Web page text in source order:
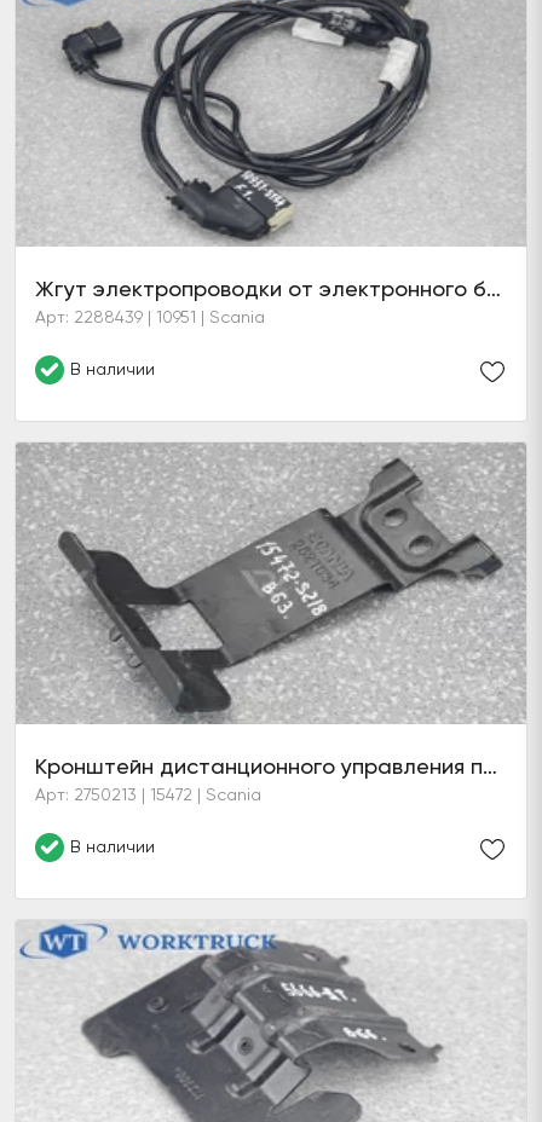
Жгут электропроводки от электронного блока ELC E18.X4 на электромагнитный клапан пневмоподвески V55 и датчик давления дополнительного моста T71
Арт: 2288439 | 10951 | Scania
В наличии
Кронштейн дистанционного управления подвеской (6 серия)
Арт: 2750213 | 15472 | Scania
В наличии